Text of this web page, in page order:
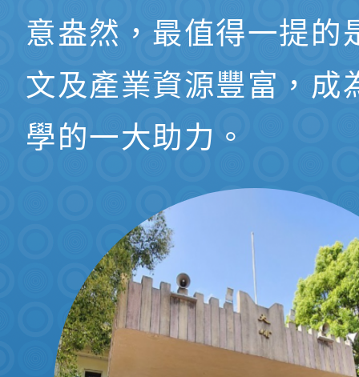
意盎然，最值得一提的
文及產業資源豐富，成
學的一大助力。